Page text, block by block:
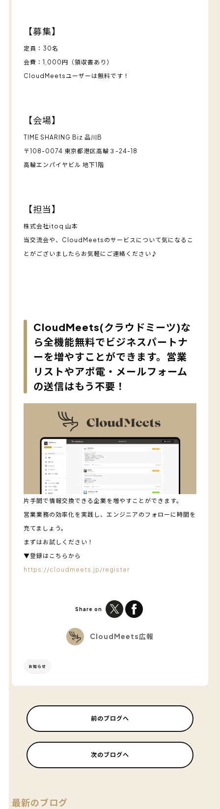
【募集】
定員：30名
会費：1,000円（領収書あり）
CloudMeetsユーザーは無料です！
【会場】
TIME SHARING Biz 品川B
〒108-0074 東京都港区高輪３-24-18
高輪エンパイヤビル 地下1階
【担当】
株式会社itoq 山本
当交流会や、CloudMeetsのサービスについて気になるこ
とがございましたらお気軽にご連絡ください♪
CloudMeets(クラウドミーツ)な
ら全機能無料でビジネスパートナ
ーを増やすことができます。営業
リストやアポ電・メールフォーム
の送信はもう不要！
片手間で情報交換できる企業を増やすことができます。
営業業務の効率化を実践し、エンジニアのフォローに時間を
充てましょう。
まずはお試しください！
▼登録はこちらから
https://cloudmeets.jp/register
Share on
CloudMeets広報
お知らせ
前のブログへ
次のブログへ
最新のブログ